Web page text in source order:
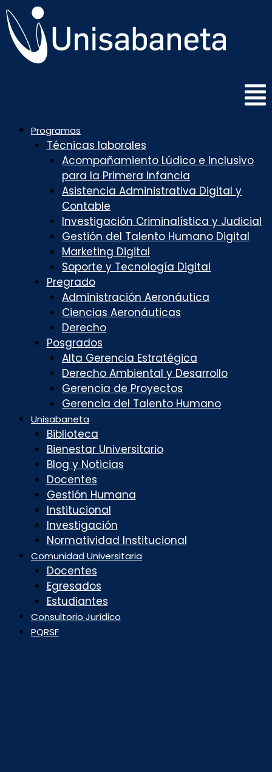
Saltar
al
contenido
Programas
Técnicas laborales
Acompañamiento Lúdico e Inclusivo
para la Primera Infancia
Asistencia Administrativa Digital y
Contable
Investigación Criminalística y Judicial
Gestión del Talento Humano Digital
Marketing Digital
Soporte y Tecnología Digital
Pregrado
Administración Aeronáutica
Ciencias Aeronáuticas
Derecho
Posgrados
Alta Gerencia Estratégica
Derecho Ambiental y Desarrollo
Gerencia de Proyectos
Gerencia del Talento Humano
Unisabaneta
Biblioteca
Bienestar Universitario
Blog y Noticias
Docentes
Gestión Humana
Institucional
Investigación
Normatividad Institucional
Comunidad Universitaria
Docentes
Egresados
Estudiantes
Consultorio Jurídico
PQRSF